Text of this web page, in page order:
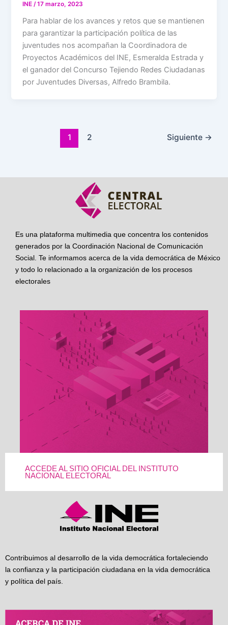
INE/17 marzo, 2023
Para hablar de los avances y retos que se mantienen
para garantizar la participación política de las
juventudes nos acompañan la Coordinadora de
Proyectos Académicos del INE, Esmeralda Estrada y
el ganador del Concurso Tejiendo Redes Ciudadanas
por Juventudes Diversas, Alfredo Brambila.
1 2 Siguiente →
Es una plataforma multimedia que concentra los contenidos
generados por la Coordinación Nacional de Comunicación
Social. Te informamos acerca de la vida democrática de México
y todo lo relacionado a la organización de los procesos
electorales
ACCEDE AL SITIO OFICIAL DEL INSTITUTO
NACIONAL ELECTORAL
Contribuimos al desarrollo de la vida democrática fortaleciendo
la confianza y la participación ciudadana en la vida democrática
y política del país.